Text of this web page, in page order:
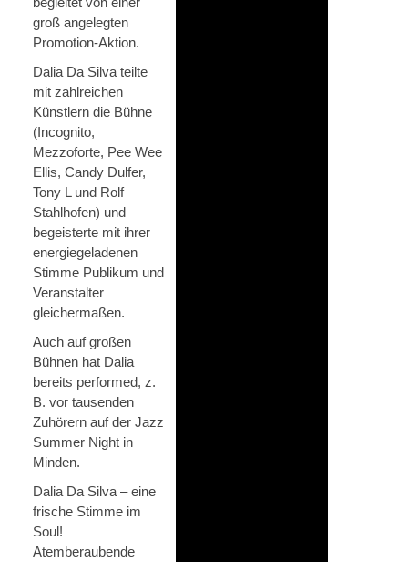
groß angelegten
Promotion-Aktion.
Dalia Da Silva teilte
mit zahlreichen
Künstlern die Bühne
(Incognito,
Mezzoforte, Pee Wee
Ellis, Candy Dulfer,
Tony L und Rolf
Stahlhofen) und
begeisterte mit ihrer
energiegeladenen
Stimme Publikum und
Veranstalter
gleichermaßen.
Auch auf großen
Bühnen hat Dalia
bereits performed, z.
B. vor tausenden
Zuhörern auf der Jazz
Summer Night in
Minden.
Dalia Da Silva – eine
frische Stimme im
Soul!
Atemberaubende